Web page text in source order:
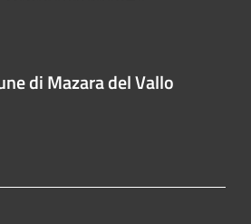
di Mazara del Vallo